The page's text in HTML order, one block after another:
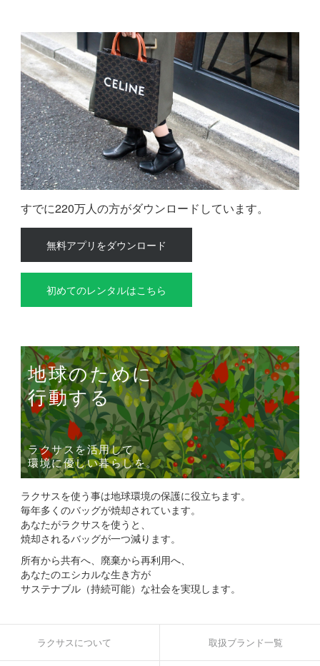
すでに220万人の方がダウンロードしています。
無料アプリをダウンロード
初めてのレンタルはこちら
地球のために
行動する
ラクサスを活用して
環境に優しい暮らしを。
ラクサスを使う事は地球環境の保護に役立ちます。
毎年多くのバッグが焼却されています。
あなたがラクサスを使うと、
焼却されるバッグが一つ減ります。
所有から共有へ、廃棄から再利用へ、
あなたのエシカルな生き方が
サステナブル（持続可能）な社会を実現します。
ラクサスについて 取扱ブランド一覧